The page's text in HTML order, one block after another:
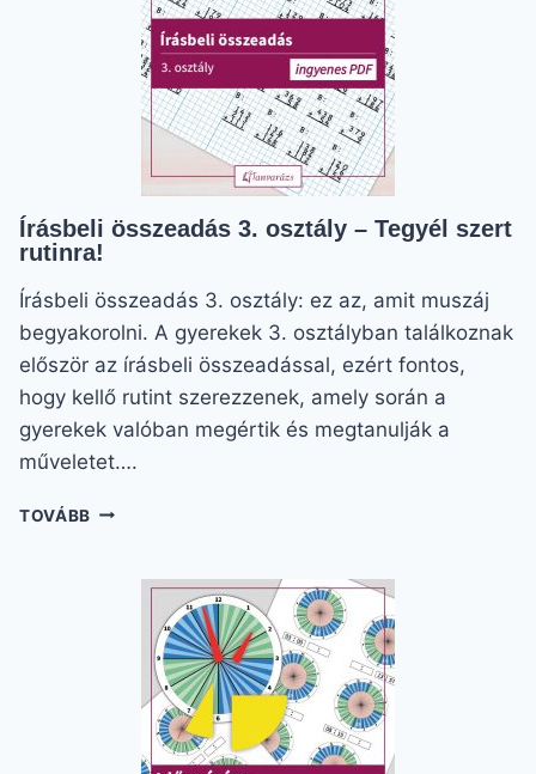
Írásbeli összeadás 3. osztály – Tegyél szert
rutinra!
Írásbeli összeadás 3. osztály: ez az, amit muszáj
begyakorolni. A gyerekek 3. osztályban találkoznak
először az írásbeli összeadással, ezért fontos,
hogy kellő rutint szerezzenek, amely során a
gyerekek valóban megértik és megtanulják a
műveletet….
TOVÁBB ÍRÁSBELI
OSZTÁLY
TEGYÉL
RUTINRA!